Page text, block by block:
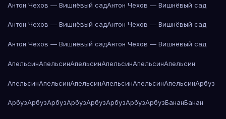
Антон Чехов — Вишнёвый садАнтон Чехов — Вишнёвый сад
Антон Чехов — Вишнёвый садАнтон Чехов — Вишнёвый сад
Антон Чехов — Вишнёвый садАнтон Чехов — Вишнёвый сад
АпельсинАпельсинАпельсинАпельсинАпельсинАпельсин
АпельсинАпельсинАпельсинАпельсинАпельсинАпельсинАрбуз
АрбузАрбузАрбузАрбузАрбузАрбузАрбузАрбузБананБанан